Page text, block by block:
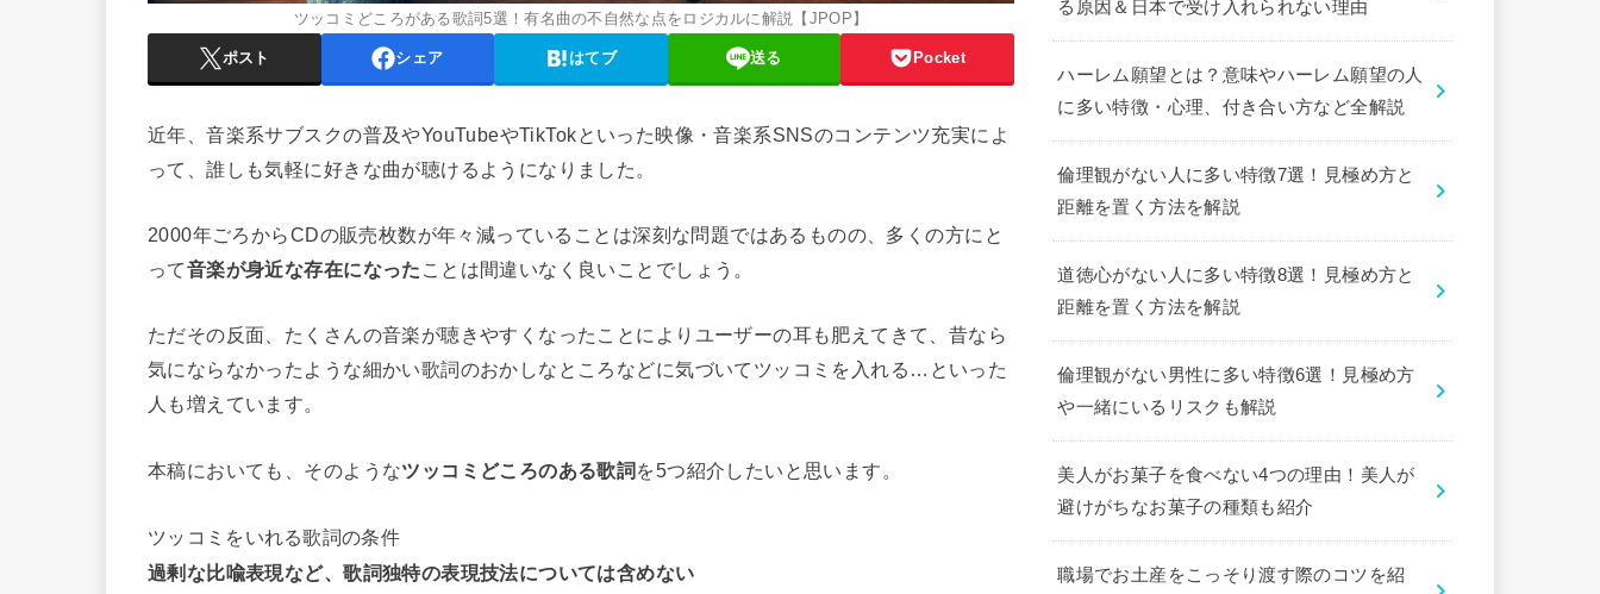
ツッコミどころがある歌詞5選！有名曲の不自然な点をロジカルに解説【JPOP】
ポスト シェア はてブ 送る Pocket
近年、音楽系サブスクの普及やYouTubeやTikTokといった映像・音楽系SNSのコンテンツ充実によ
って、誰しも気軽に好きな曲が聴けるようになりました。
2000年ごろからCDの販売枚数が年々減っていることは深刻な問題ではあるものの、多くの方にと
って音楽が身近な存在になった ことは間違いなく良いことでしょう。
ただその反面、たくさんの音楽が聴きやすくなったことによりユーザーの耳も肥えてきて、昔なら
気にならなかったような細かい歌詞のおかしなところなどに気づいてツッコミを入れる …といった
人も増えています。
本稿においても、そのようなツッコミどころのある歌詞 を5つ紹介したいと思います。
ツッコミをいれる歌詞の条件
過剰な比喩表現など、歌詞独特の表現技法については含めない
る原因＆日本で受け入れられない理由
ハーレム願望とは？意味やハーレム願望の人
に多い特徴・心理、付き合い方など全解説
倫理観がない人に多い特徴7選！見極め方と
距離を置く方法を解説
道徳心がない人に多い特徴8選！見極め方と
距離を置く方法を解説
倫理観がない男性に多い特徴6選！見極め方
や一緒にいるリスクも解説
美人がお菓子を食べない4つの理由！美人が
避けがちなお菓子の種類も紹介
職場でお土産をこっそり渡す際のコツを紹